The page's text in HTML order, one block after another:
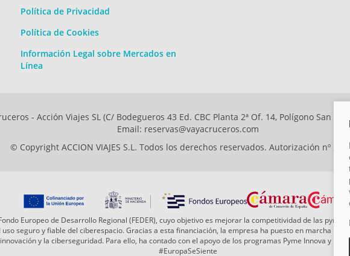
Política de Privacidad
Política de Cookies
Información Legal sobre Mercados en
Línea
- Acción Viajes SL (C/ Bodegueros 43 Ed. CBC Planta 2ª Of. 14, Polígono San
Email: reservas@vayacruceros.com
© Copyright ACCION VIAJES S.L. Todos los derechos reservados. Autorización nº
Europeo de Desarrollo Regional (FEDER), cuyo objetivo es mejorar la competitividad de las
seguro y fiable del ciberespacio. Gracias a esta financiación, la empresa ha puesto en marcha un
y la ciberseguridad. Para ello, ha contado con el apoyo de los programas Pyme Innova y
#EuropaSeSiente